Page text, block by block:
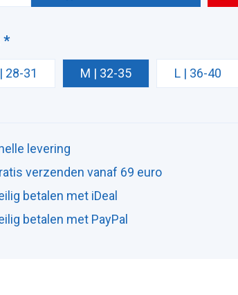
*
28-31 M | 32-35 L | 36-40
levering
verzenden vanaf 69 euro
betalen met iDeal
betalen met PayPal